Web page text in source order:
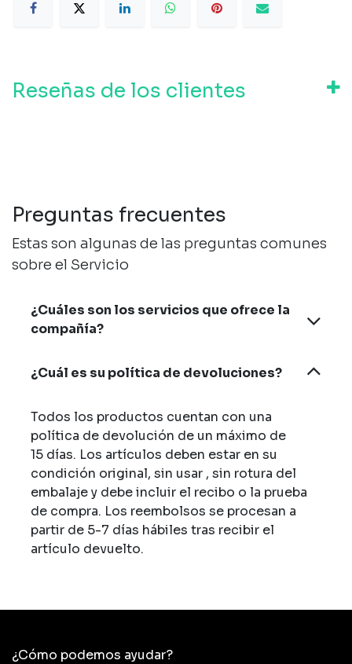
Reseñas de los clientes
Preguntas frecuentes
Estas son algunas de las preguntas comunes
sobre el Servicio
¿Cuáles son los servicios que ofrece la
compañía?
¿Cuál es su política de devoluciones?
Todos los productos cuentan con una
política de devolución de un máximo de
15 días. Los artículos deben estar en su
condición original, sin usar , sin rotura del
embalaje y debe incluir el recibo o la prueba
de compra. Los reembolsos se procesan a
partir de 5-7 días hábiles tras recibir el
artículo devuelto.
¿Cómo podemos ayudar?